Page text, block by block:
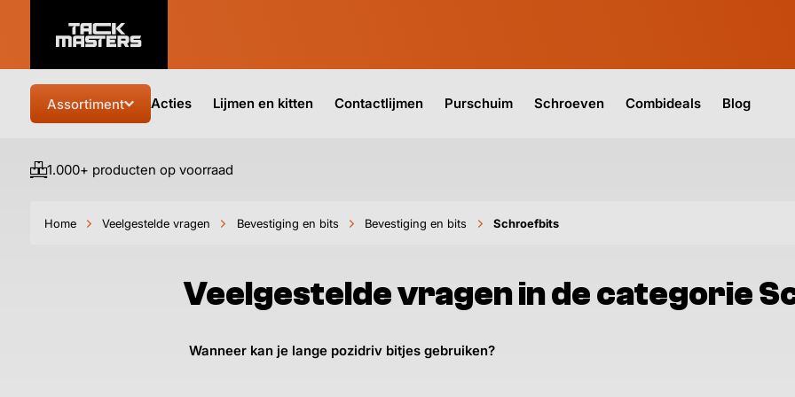
Assortiment Acties Lijmen en kitten Contactlijmen Purschuim Schroeven Combideals Blog
1.000+ producten op voorraad
Home Veelgestelde vragen Bevestiging en bits Bevestiging en bits Schroefbits
Veelgestelde vragen in de categorie
Wanneer kan je lange pozidriv bitjes gebruiken?